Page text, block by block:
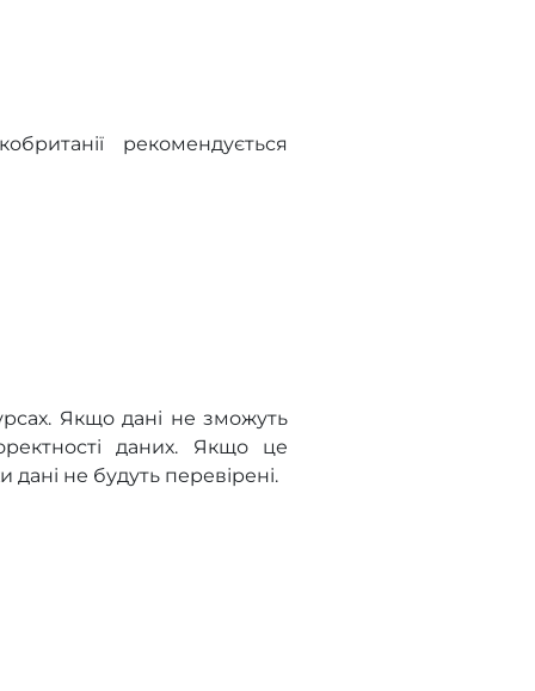
рекомендується
Якщо дані не зможуть
даних. Якщо це
не будуть перевірені.